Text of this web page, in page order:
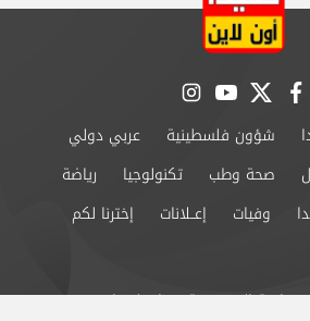
facebook
twitter
youtube
instagram
شؤون فلسطينية
عربي دولي
صحة وطب تكنولوجيا
رياضة
وفيات إعــلانات
إخترنا لكم
سياسة الخصوصية اتصل بنا